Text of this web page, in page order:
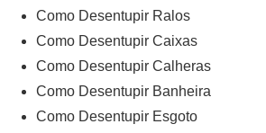
Como Desentupir Ralos
Como Desentupir Caixas
Como Desentupir Calheras
Como Desentupir Banheira
Como Desentupir Esgoto